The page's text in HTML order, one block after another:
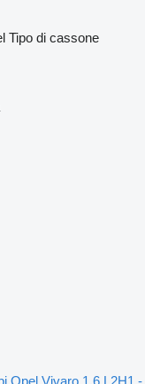
Tipo di cassone
Opel Vivaro 1.6 L2H1 -